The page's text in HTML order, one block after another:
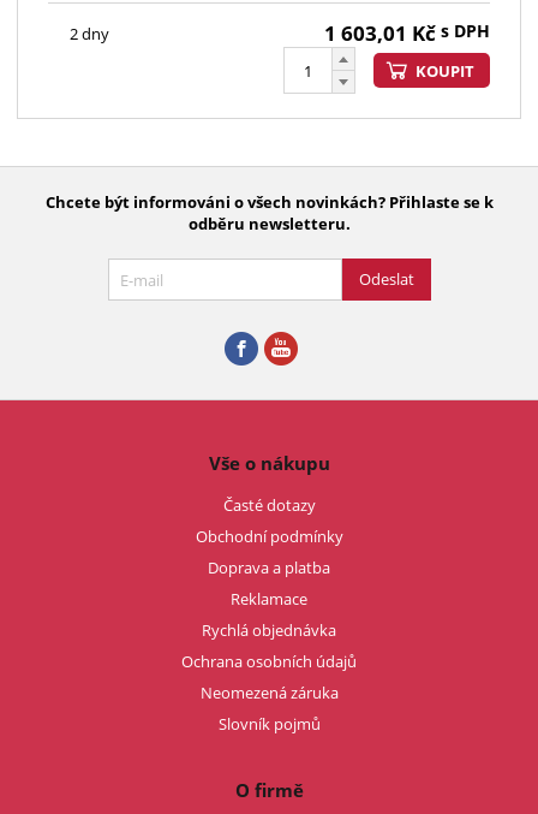
2 dny 1 603,01 Kč s DPH
KOUPIT
Chcete být informováni o všech novinkách? Přihlaste se k
odběru newsletteru.
Odeslat
Vše o nákupu
Časté dotazy
Obchodní podmínky
Doprava a platba
Reklamace
Rychlá objednávka
Ochrana osobních údajů
Neomezená záruka
Slovník pojmů
O firmě